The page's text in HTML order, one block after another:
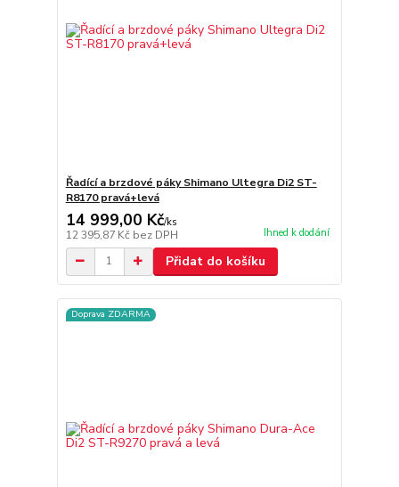
Řadící a brzdové páky Shimano Ultegra Di2 ST-
R8170 pravá+levá
14 999,00 Kč/ks
12 395,87 Kč bez DPH Ihned k dodání
Přidat do košíku
Doprava ZDARMA